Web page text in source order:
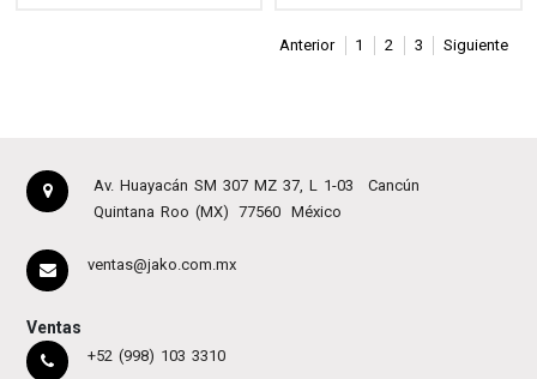
Anterior 1 2 3 Siguiente
Av. Huayacán SM 307 MZ 37, L 1-03
Cancún
Quintana Roo (MX)
77560 México
ventas@jako.com.mx
Ventas
+52 (998) 103 3310